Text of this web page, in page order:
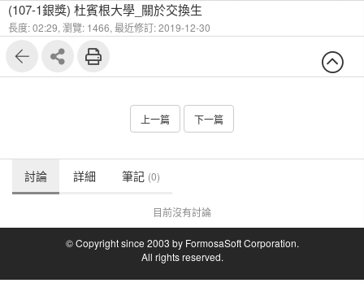
(107-1銀獎) 杜賓根大學_關於交換生
長度: 02:29, 瀏覽: 1466, 最近修訂: 2019-12-30
上一篇 下一篇
討論 詳細 筆記 (0)
目前沒有討論
© Copyright since 2003 by FormosaSoft Corporation.
All rights reserved.